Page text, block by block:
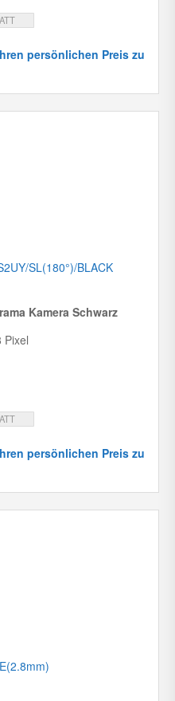
persönlichen Preis zu
SL(180°)/BLACK
Kamera Schwarz
Pixel
persönlichen Preis zu